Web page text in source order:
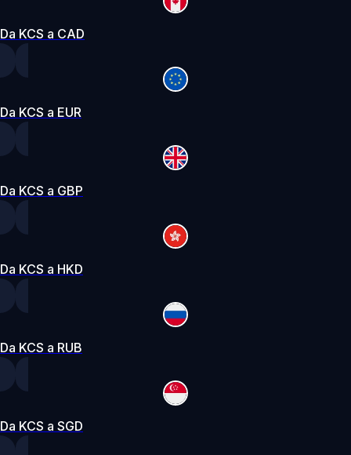
Da KCS a CAD
Da KCS a EUR
Da KCS a GBP
Da KCS a HKD
Da KCS a RUB
Da KCS a SGD